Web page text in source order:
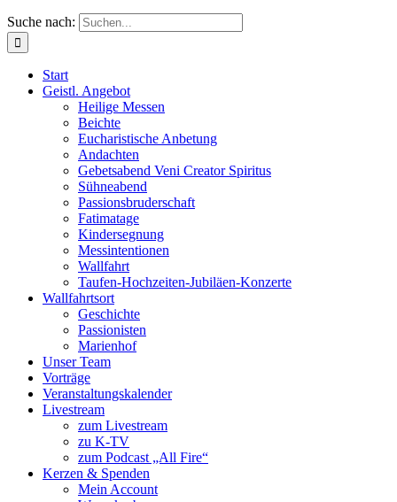
Suche nach:
Start
Geistl. Angebot
Heilige Messen
Beichte
Eucharistische Anbetung
Andachten
Gebetsabend Veni Creator Spiritus
Sühneabend
Passionsbruderschaft
Fatimatage
Kindersegnung
Messintentionen
Wallfahrt
Taufen-Hochzeiten-Jubiläen-Konzerte
Wallfahrtsort
Geschichte
Passionisten
Marienhof
Unser Team
Vorträge
Veranstaltungskalender
Livestream
zum Livestream
zu K-TV
zum Podcast „All Fire“
Kerzen & Spenden
Mein Account